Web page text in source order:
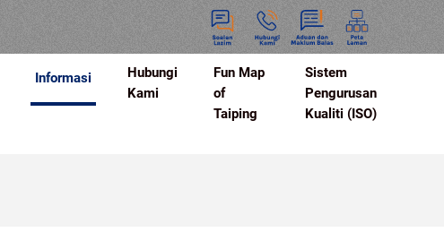
Informasi
Hubungi
Kami
Fun Map
of
Taiping
Sistem
Pengurusan
Kualiti (ISO)